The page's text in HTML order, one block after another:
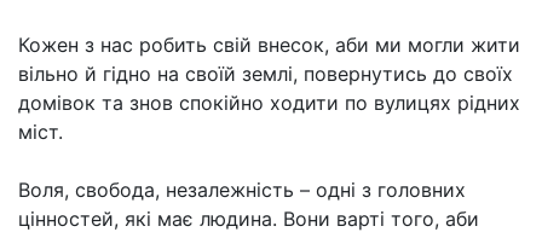
Кожен з нас робить свій внесок, аби ми могли жити
вільно й гідно на своїй землі, повернутись до своїх
домівок та знов спокійно ходити по вулицях рідних
міст.
Воля, свобода, незалежність – одні з головних
цінностей, які має людина. Вони варті того, аби